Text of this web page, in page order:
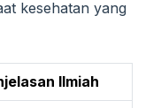
kesehatan yang
Ilmiah